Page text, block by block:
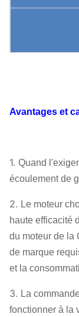
Avantages et
1. Quand
écoulement de
2. Le moteur
haute efficacité
du moteur de la
de marque
et la
3. La
fonctionner à la